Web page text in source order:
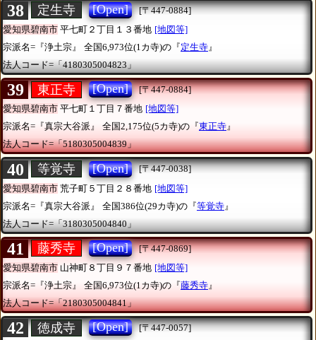
38 定生寺 [Open]
[〒447-0884]
愛知県碧南市 平七町２丁目１３番地 [地図等]
宗派名=『浄土宗』
全国6,973位(1カ寺)の『定生寺 』
法人コード=「4180305004823」
39 東正寺 [Open]
[〒447-0884]
愛知県碧南市 平七町１丁目７番地 [地図等]
宗派名=『真宗大谷派』
全国2,175位(5カ寺)の『東正寺』
法人コード=「5180305004839」
40 等覚寺 [Open]
[〒447-0038]
愛知県碧南市 荒子町５丁目２８番地 [地図等]
宗派名=『真宗大谷派』
全国386位(29カ寺)の『等覚寺 』
法人コード=「3180305004840」
41 藤秀寺 [Open]
[〒447-0869]
愛知県碧南市 山神町８丁目９７番地 [地図等]
宗派名=『浄土宗』
全国6,973位(1カ寺)の『藤秀寺 』
法人コード=「2180305004841」
42 徳成寺 [Open]
[〒447-0057]